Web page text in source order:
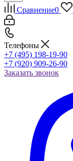
Сравнение0
Телефоны
+7 (495) 198-19-90
+7 (920) 909-26-90
Заказать звонок